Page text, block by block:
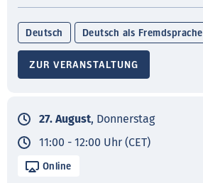
Deutsch Deutsch als Fremdsprache
ZUR VERANSTALTUNG
27. August, Donnerstag
11:00 - 12:00 Uhr (CET)
Online